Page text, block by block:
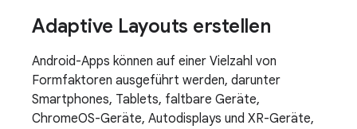
Adaptive Layouts erstellen
Android-Apps können auf einer Vielzahl von
Formfaktoren ausgeführt werden, darunter
Smartphones, Tablets, faltbare Geräte,
ChromeOS-Geräte, Autodisplays und XR-Geräte,